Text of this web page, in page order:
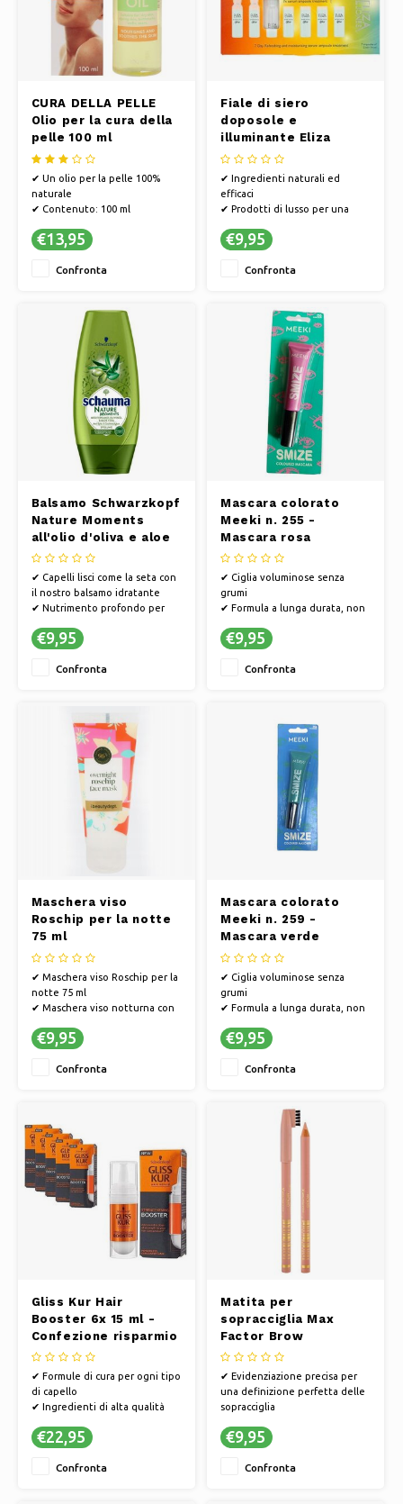
CURA DELLA PELLE
Olio per la cura della
pelle 100 ml
✔ Un olio per la pelle 100%
naturale
✔ Contenuto: 100 ml
€13,95
Confronta
Fiale di siero
doposole e
illuminante Eliza
Jones | Trattamento
nutriente con siero
per 7 giorni | Cura del
viso doposole
✔ Ingredienti naturali ed
efficaci
✔ Prodotti di lusso per una
✔ Idrata e nutre la pelle
€9,95
Confronta
Balsamo Schwarzkopf
Nature Moments
all'olio d'oliva e aloe
vera - 200 ml
✔ Capelli lisci come la seta con
il nostro balsamo idratante
✔ Nutrimento profondo per
✔ Facile pettinabilità e
€9,95
Confronta
Mascara colorato
Meeki n. 255 -
Mascara rosa
✔ Ciglia voluminose senza
grumi
✔ Formula a lunga durata, non
✔ Facile da applicare, anche per
€9,95
Confronta
Maschera viso
Roschip per la notte
75 ml
✔ Maschera viso Roschip per la
notte 75 ml
✔ Maschera viso notturna con
✔ Nutre la pelle durante la
la seta
€9,95
Confronta
Mascara colorato
Meeki n. 259 -
Mascara verde
✔ Ciglia voluminose senza
grumi
✔ Formula a lunga durata, non
✔ Facile da applicare, anche per
€9,95
Confronta
Gliss Kur Hair
Booster 6x 15 ml -
Confezione risparmio
✔ Formule di cura per ogni tipo
di capello
✔ Ingredienti di alta qualità
✔ Trasforma i tuoi capelli con i
capelli
€22,95
Confronta
Matita per
sopracciglia Max
Factor Brow
Highlighter
✔ Evidenziazione precisa per
una definizione perfetta delle
sopracciglia
un uso quotidiano
look naturale
€9,95
Confronta